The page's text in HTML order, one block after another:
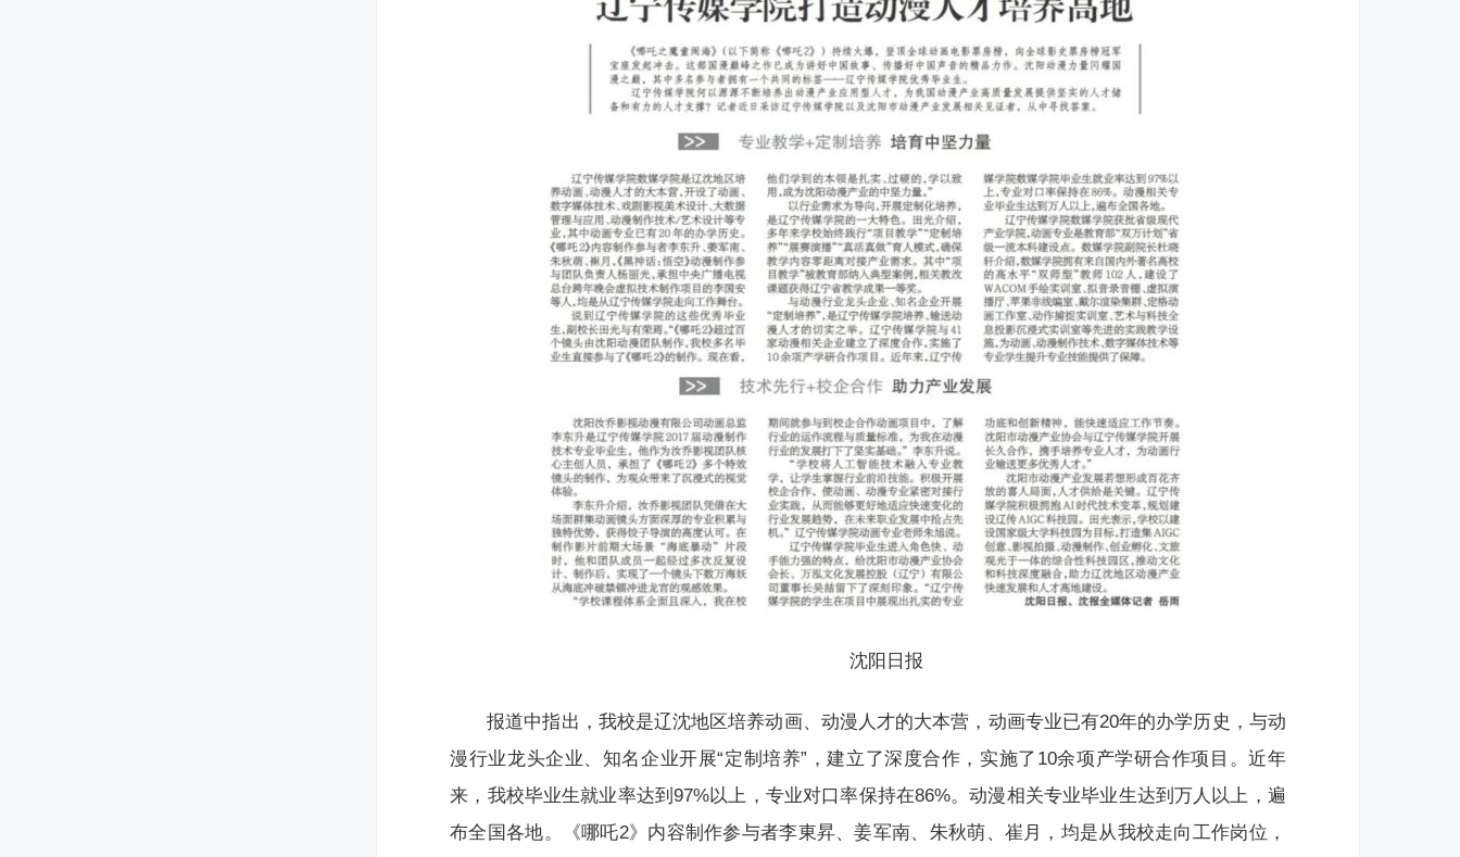
沈阳日报
报道中指出，我校是辽沈地区培养动画、动漫人才的大本营，动画专业已有20年的办学历史，与动
漫行业龙头企业、知名企业开展“定制培养”，建立了深度合作，实施了10余项产学研合作项目。近年
来，我校毕业生就业率达到97%以上，专业对口率保持在86%。动漫相关专业毕业生达到万人以上，遍
布全国各地。《哪吒2》内容制作参与者李東昇、姜军南、朱秋萌、崔月，均是从我校走向工作岗位，